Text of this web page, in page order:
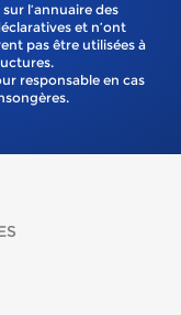
l’annuaire des
et n’ont
pas être utilisées à
responsable en cas